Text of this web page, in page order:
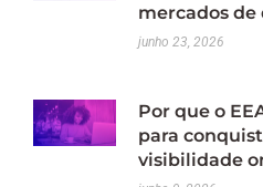
mercados de
junho 23, 2026
Por que o
para
visibilidade